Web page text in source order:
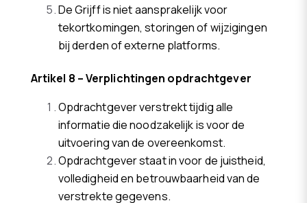
De Grijff is niet aansprakelijk voor
tekortkomingen, storingen of wijzigingen
bij derden of externe platforms.
Artikel 8 – Verplichtingen opdrachtgever
Opdrachtgever verstrekt tijdig alle
informatie die noodzakelijk is voor de
uitvoering van de overeenkomst.
Opdrachtgever staat in voor de juistheid,
volledigheid en betrouwbaarheid van de
verstrekte gegevens.